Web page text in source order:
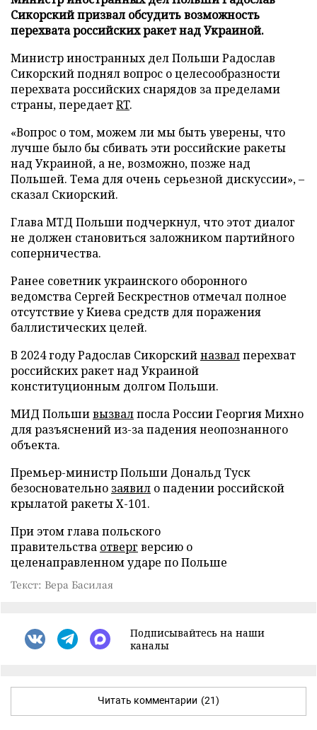
Сикорский призвал обсудить возможность
перехвата российских ракет над Украиной.
Министр иностранных дел Польши Радослав
Сикорский поднял вопрос о целесообразности
перехвата российских снарядов за пределами
страны, передаетRT.
«Вопрос о том, можем ли мы быть уверены, что
лучше было бы сбивать эти российские ракеты
над Украиной, а не, возможно, позже над
Польшей. Тема для очень серьезной дискуссии», –
сказал Скиорский.
Глава МТД Польши подчеркнул, что этот диалог
не должен становиться заложником партийного
соперничества.
Ранее советник украинского оборонного
ведомства Сергей Бескрестнов отмечал полное
отсутствие у Киева средств для поражения
баллистических целей.
В 2024 году Радослав Сикорскийназвалперехват
российских ракет над Украиной
конституционным долгом Польши.
МИД Польшивызвалпосла России Георгия Михно
для разъяснений из-за падения неопознанного
объекта.
Премьер-министр Польши Дональд Туск
безосновательно заявил о падении российской
крылатой ракеты Х-101.
При этом глава польского
правительства отверг версию о
целенаправленном ударе по Польше
Текст: Вера Басилая
Подписывайтесь на наши
каналы
Читать комментарии (21)